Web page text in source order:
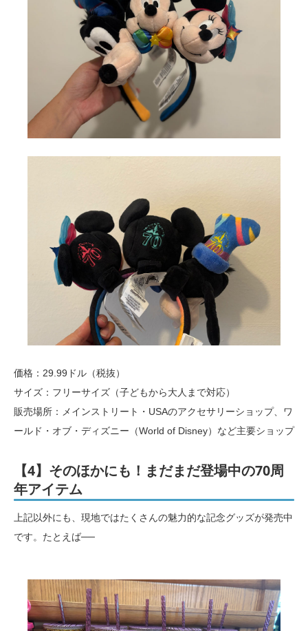
価格：29.99ドル（税抜）
サイズ：フリーサイズ（子どもから大人まで対応）
販売場所：メインストリート・USAのアクセサリーショップ、ワ
ールド・オブ・ディズニー（World of Disney）など主要ショップ
【4】そのほかにも！まだまだ登場中の70周
年アイテム
上記以外にも、現地ではたくさんの魅力的な記念グッズが発売中
です。たとえば──